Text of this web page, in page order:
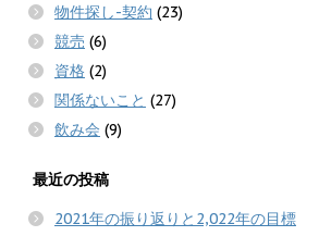
物件探し-契約 (23)
競売 (6)
資格 (2)
関係ないこと (27)
飲み会 (9)
最近の投稿
2021年の振り返りと2,022年の目標